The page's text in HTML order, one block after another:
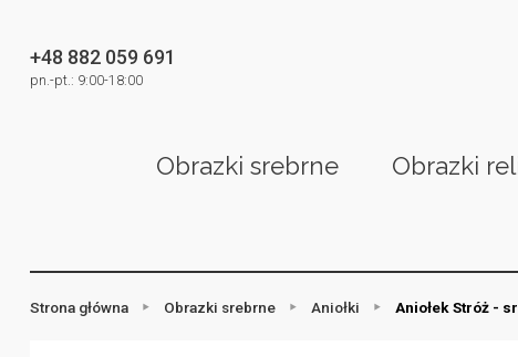
+48 882 059 691
pn.-pt.: 9:00-18:00
Obrazki srebrne Obrazki
Strona główna Obrazki srebrne Aniołki Aniołek Stróż -